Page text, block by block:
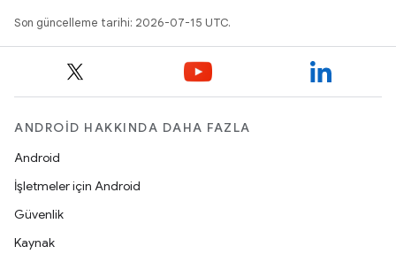
Son güncelleme tarihi: 2026-07-15 UTC.
ANDROID HAKKINDA DAHA FAZLA
Android
İşletmeler için Android
Güvenlik
Kaynak